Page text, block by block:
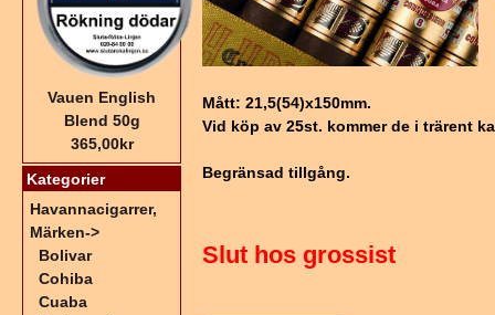
Mått: 21,5(54)x150mm.
Vid köp av 25st. kommer de i trärent
Begränsad tillgång.
Slut hos grossist
Vauen English
Blend 50g
365,00kr
Kategorier
Havannacigarrer,
Märken->
Bolivar
Cohiba
Cuaba